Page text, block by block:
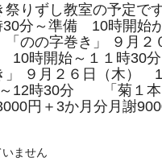
祭りずし教室の予定で
分～準備 10時開始
のの字巻き」 ９月２
10時開始～１１時
」 ９月２６日（木）
12時30分 「菊１本
円＋3か月分月謝
ません